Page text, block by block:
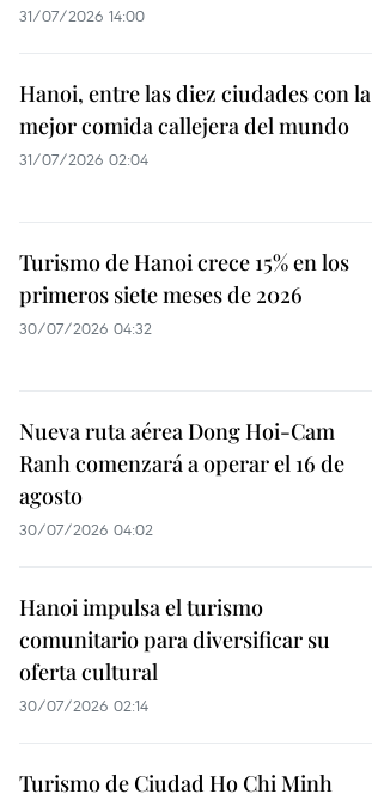
31/07/2026 14:00
Hanoi, entre las diez ciudades con la
mejor comida callejera del mundo
31/07/2026 02:04
Turismo de Hanoi crece 15% en los
primeros siete meses de 2026
30/07/2026 04:32
Nueva ruta aérea Dong Hoi-Cam
Ranh comenzará a operar el 16 de
agosto
30/07/2026 04:02
Hanoi impulsa el turismo
comunitario para diversificar su
oferta cultural
30/07/2026 02:14
Turismo de Ciudad Ho Chi Minh